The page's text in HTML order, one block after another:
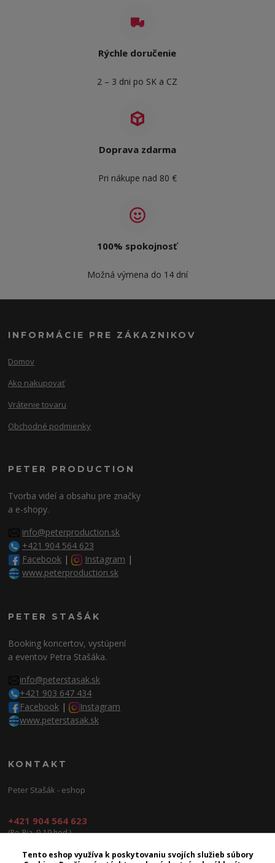
Rýchle doručenie
2 – 3 dni po SK a CZ
Doprava zdarma
Pri nákupe nad 80 €
100% spokojnosť
Možná výmena do 14 dní
INFORMÁCIE PRE ZÁKAZNIKOV
Domov
Ako nakupovať
Vrátenie tovaru
Obchodné podmienky
PETER PRODUCTION
Tvorba videí a obsahu pre značky
a e-shopy.
info@peterproduction.sk
+421 904 564 623
Facebook | Instagram |
www.peterproduction.sk
PETER STAŠÁK
Booking koncertov, vystúpení
a eventov Petra Stašáka.
info@peterstasak.sk
+421 903 647 434
Facebook |
Instagram
www.peterstasak.sk
KONTAKT
Peter Stašák - eshop
+421 904 564 623
(Po-Pia, 9-19 hod.)
info@peterproduction.sk
Tento eshop využíva k poskytovaniu svojích služieb súbory